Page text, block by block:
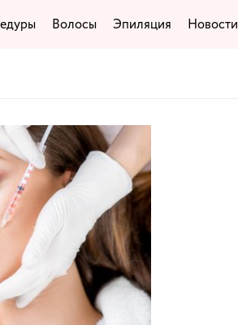
Волосы Эпиляция Новости